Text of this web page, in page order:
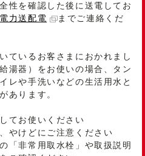
性を確認した後に送電してお
力送配電
までご連絡くだ
ているお客さまにおかれまし
湯器）をお使いの場合、タン
レや手洗いなどの生活用水と
あります。
てお使いください
やけどにご注意ください
「非常用取水栓」や取扱説明